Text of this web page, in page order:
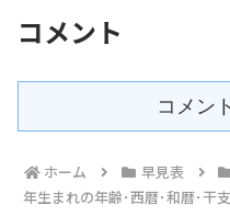
コメント
コメン
ホーム 早見表
年生まれの年齢･西暦･和暦･干